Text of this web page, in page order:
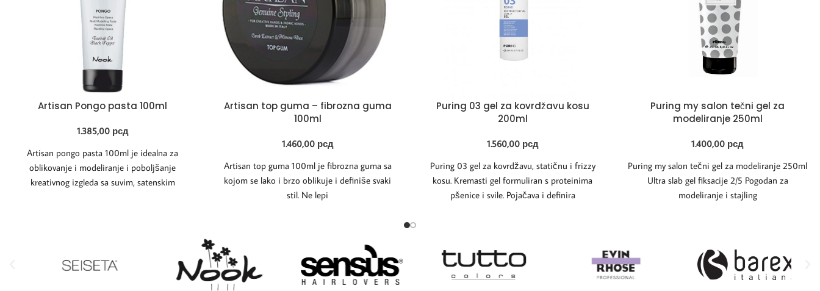
Artisan Pongo pasta 100ml
1.385,00 рсд
Artisan pongo pasta 100ml je idealna za
oblikovanje i modeliranje i poboljšanje
kreativnog izgleda sa suvim, satenskim
Artisan top guma – fibrozna guma
100ml
1.460,00 рсд
Artisan top guma 100ml je fibrozna guma sa
kojom se lako i brzo oblikuje i definiše svaki
stil. Ne lepi
Puring 03 gel za kovrdžavu kosu
200ml
1.560,00 рсд
Puring 03 gel za kovrdžavu, statičnu i frizzy
kosu. Kremasti gel formuliran s proteinima
pšenice i svile. Pojačava i definira
Puring my salon tečni gel za
modeliranje 250ml
1.400,00 рсд
Puring my salon tečni gel za modeliranje 250ml
Ultra slab gel fiksacije 2/5 Pogodan za
modeliranje i stajling